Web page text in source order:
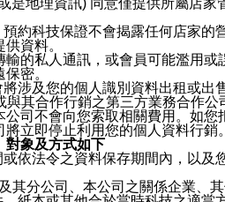
約科技保證不會揭露任何店家
資料。
的私人通訊，或會員可能濫用
密。
涉及您的個人識別資料出租或出
其合作行銷之第三方業務合作
司不會向您索取相關費用。如
立即停止利用您的個人資料行銷。
對象及方式如下
依法令之資料保存期間內，以
其分公司、本公司之關係企業、